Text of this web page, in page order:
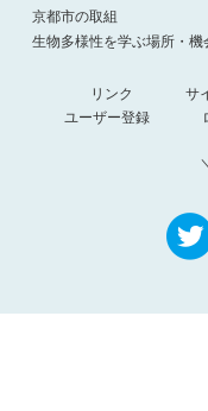
京都市の取組
生物多様性を学ぶ場所・機
リンク
サ
ユーザー登録